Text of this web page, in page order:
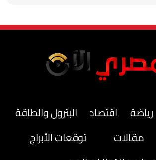
رياضة اقتصاد
البترول والطاقة
مقالات
توقعات الأبراج